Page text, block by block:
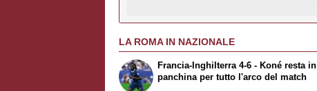
LA ROMA IN NAZIONALE
Francia-Inghilterra 4-6 - Koné resta in
panchina per tutto l'arco del match